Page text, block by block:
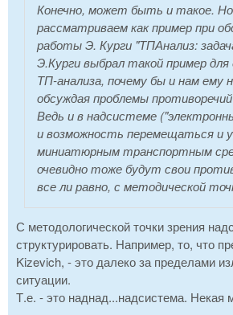
Конечно, может быть и такое.
рассматриваем как пример при
работы Э. Курги "ТПАнализ:
Э.Курги выбрал такой пример
ТП-анализа, почему бы и нам ему
обсуждая проблемы
Ведь и в надсистеме
и возможность перемещаться и
миниатюрным транспортным
очевидно тоже будут свои
все ли равно, с методической
С методологической точки зрения
структурировать. Например, то, что
Kizevich, - это далеко за пределами
ситуации.
Т.е. - это наднад...надсистема. Некая